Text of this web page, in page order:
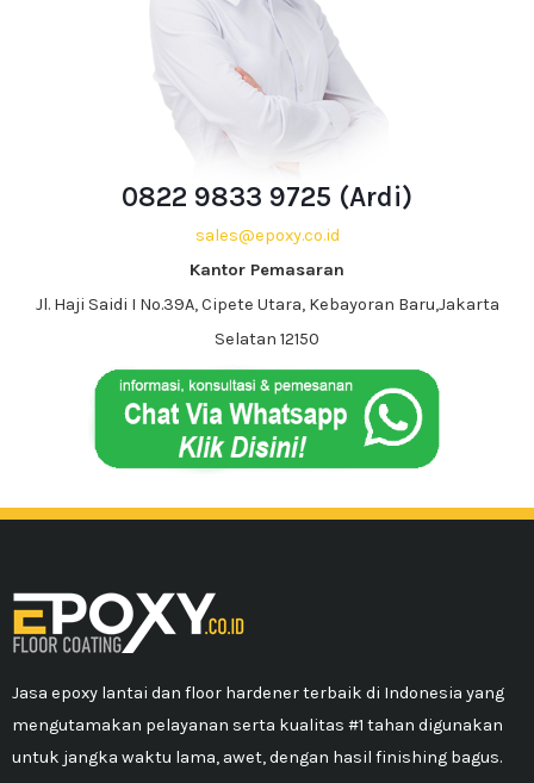
0822 9833 9725 (Ardi)
sales@epoxy.co.id
Kantor Pemasaran
Jl. Haji Saidi I No.39A, Cipete Utara, Kebayoran Baru,Jakarta
Selatan 12150
Jasa epoxy lantai dan floor hardener terbaik di Indonesia yang
mengutamakan pelayanan serta kualitas #1 tahan digunakan
untuk jangka waktu lama, awet, dengan hasil finishing bagus.